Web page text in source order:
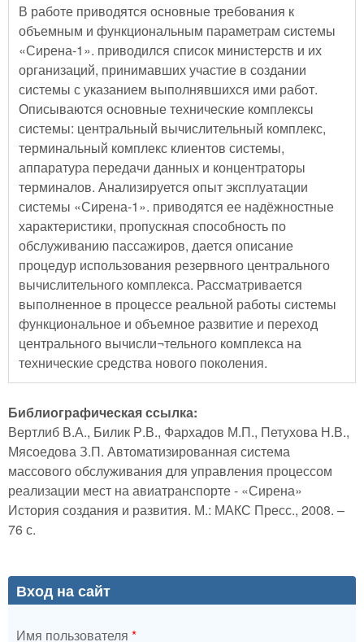
В работе приводятся основные требования к
объемным и функциональным параметрам системы
«Сирена-1». приводился список министерств и их
организаций, принимавших участие в создании
системы с указанием выполнявшихся ими работ.
Описываются основные технические комплексы
системы: центральный вычислительный комплекс,
терминальный комплекс клиентов системы,
аппаратура передачи данных и концентраторы
терминалов. Анализируется опыт эксплуатации
системы «Сирена-1». приводятся ее надёжностные
характеристики, пропускная способность по
обслуживанию пассажиров, дается описание
процедур использования резервного центрального
вычислительного комплекса. Рассматривается
выполненное в процессе реальной работы системы
функциональное и объемное развитие и переход
центрального вычисли¬тельного комплекса на
технические средства нового поколения.
Библиографическая ссылка:
Вертлиб В.А., Билик Р.В., Фархадов М.П., Петухова Н.В.,
Мясоедова З.П. Автоматизированная система
массового обслуживания для управления процессом
реализации мест на авиатранспорте - «Сирена»
История создания и развития. М.: МАКС Пресс., 2008. –
76 с.
Вход на сайт
Имя пользователя *